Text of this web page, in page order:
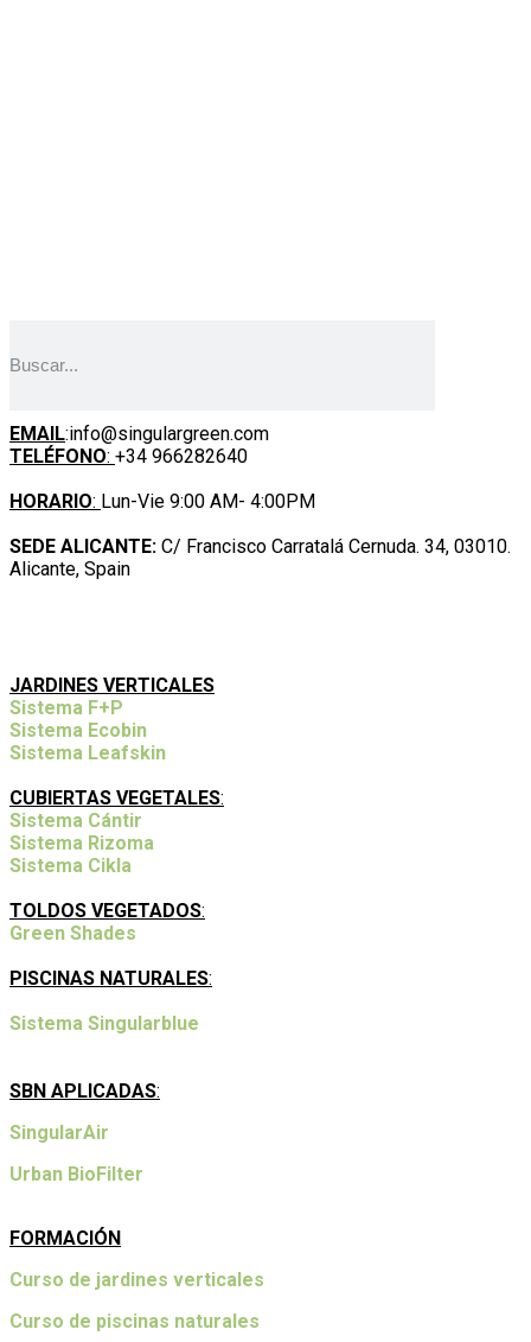
EMAIL:info@singulargreen.com
TELÉFONO: +34 966282640
HORARIO: Lun-Vie 9:00 AM- 4:00PM
SEDE ALICANTE: C/ Francisco Carratalá Cernuda. 34, 03010.
Alicante, Spain
JARDINES VERTICALES
Sistema F+P
Sistema Ecobin
Sistema Leafskin
CUBIERTAS VEGETALES:
Sistema Cántir
Sistema Rizoma
Sistema Cikla
TOLDOS VEGETADOS:
Green Shades
PISCINAS NATURALES:
Sistema Singularblue
SBN APLICADAS:
SingularAir
Urban BioFilter
FORMACIÓN
Curso de jardines verticales
Curso de piscinas naturales